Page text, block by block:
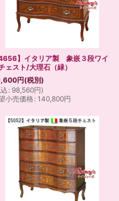
4656】イタリア製 象嵌３段ワイ
ェスト/大理石（緑）
円(税別)
: 98,560円)
小売価格: 140,800円